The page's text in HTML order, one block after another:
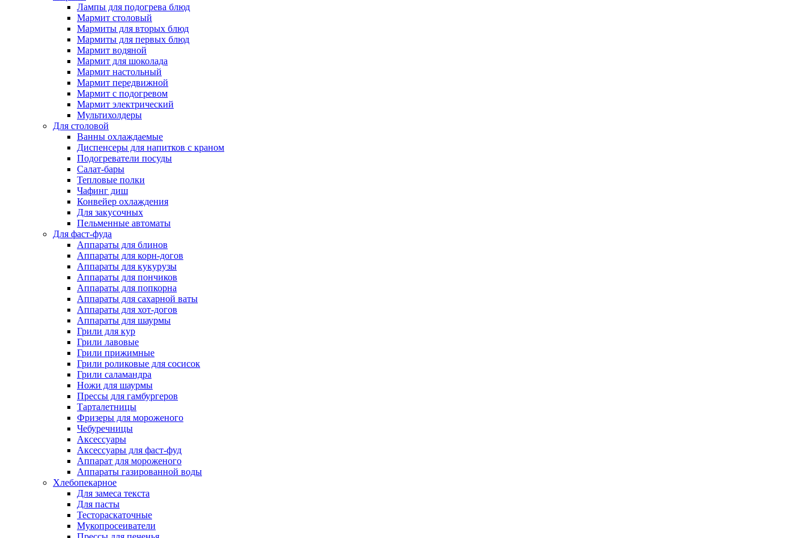
Лампы для подогрева блюд
Мармит столовый
Мармиты для вторых блюд
Мармиты для первых блюд
Мармит водяной
Мармит для шоколада
Мармит настольный
Мармит передвижной
Мармит с подогревом
Мармит электрический
Мультихолдеры
Для столовой
Ванны охлаждаемые
Диспенсеры для напитков с краном
Подогреватели посуды
Салат-бары
Тепловые полки
Чафинг диш
Конвейер охлаждения
Для закусочных
Пельменные автоматы
Для фаст-фуда
Аппараты для блинов
Аппараты для корн-догов
Аппараты для кукурузы
Аппараты для пончиков
Аппараты для попкорна
Аппараты для сахарной ваты
Аппараты для хот-догов
Аппараты для шаурмы
Грили для кур
Грили лавовые
Грили прижимные
Грили роликовые для сосисок
Грили саламандра
Ножи для шаурмы
Прессы для гамбургеров
Тарталетницы
Фризеры для мороженого
Чебуречницы
Аксессуары
Аксессуары для фаст-фуд
Аппарат для мороженого
Аппараты газированной воды
Хлебопекарное
Для замеса текста
Для пасты
Тестораскаточные
Мукопросеиватели